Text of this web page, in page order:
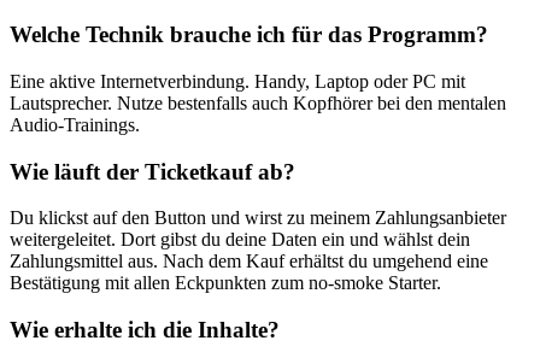
Welche Technik brauche ich für das Programm?
Eine aktive Internetverbindung. Handy, Laptop oder PC mit
Lautsprecher. Nutze bestenfalls auch Kopfhörer bei den mentalen
Audio-Trainings.
Wie läuft der Ticketkauf ab?
Du klickst auf den Button und wirst zu meinem Zahlungsanbieter
weitergeleitet. Dort gibst du deine Daten ein und wählst dein
Zahlungsmittel aus. Nach dem Kauf erhältst du umgehend eine
Bestätigung mit allen Eckpunkten zum no-smoke Starter.
Wie erhalte ich die Inhalte?